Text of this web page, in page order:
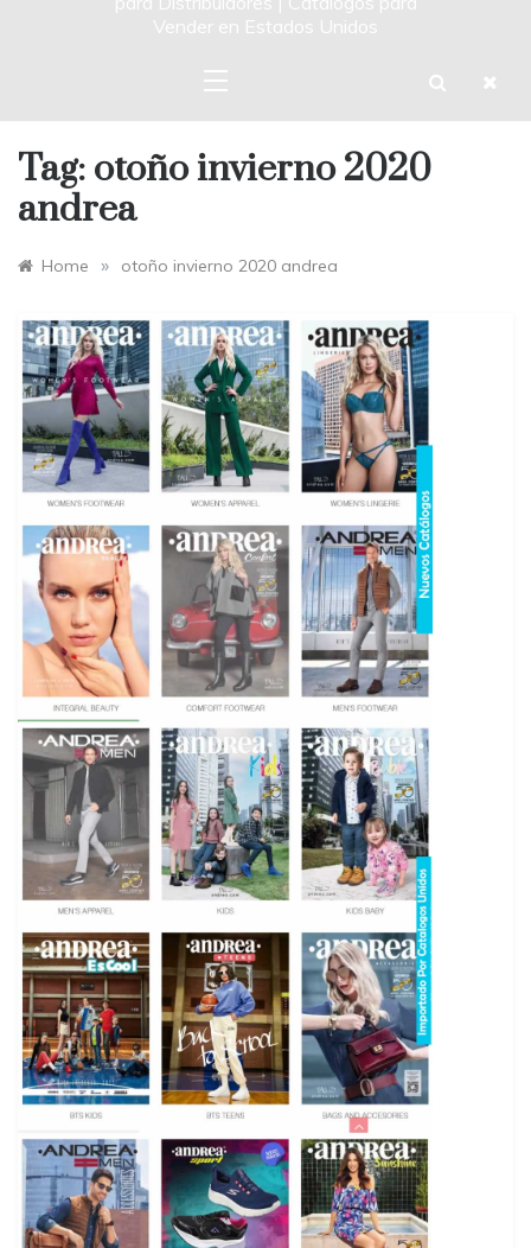
Vender en Estados Unidos
Tag: otoño invierno 2020
andrea
Home » otoño invierno 2020 andrea